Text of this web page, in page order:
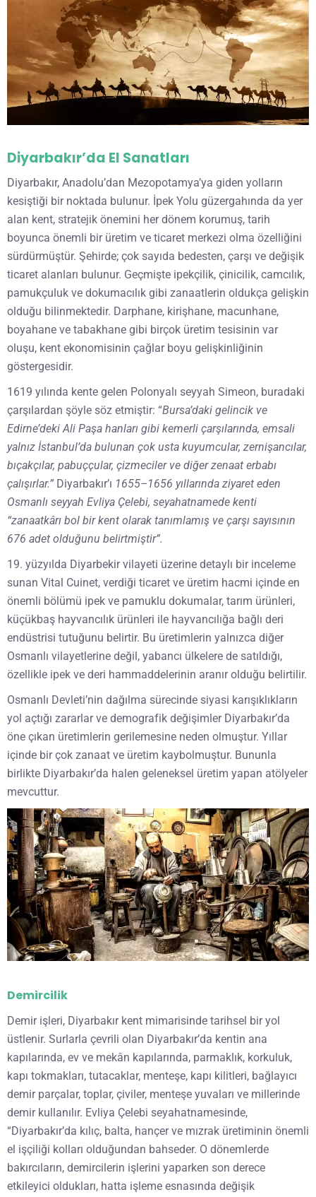
Diyarbakır’da El Sanatları
Diyarbakır, Anadolu’dan Mezopotamya’ya giden yolların
kesiştiği bir noktada bulunur. İpek Yolu güzergahında da yer
alan kent, stratejik önemini her dönem korumuş, tarih
boyunca önemli bir üretim ve ticaret merkezi olma özelliğini
sürdürmüştür. Şehirde; çok sayıda bedesten, çarşı ve değişik
ticaret alanları bulunur. Geçmişte ipekçilik, çinicilik, camcılık,
pamukçuluk ve dokumacılık gibi zanaatlerin oldukça gelişkin
olduğu bilinmektedir. Darphane, kirişhane, macunhane,
boyahane ve tabakhane gibi birçok üretim tesisinin var
oluşu, kent ekonomisinin çağlar boyu gelişkinliğinin
göstergesidir.
1619 yılında kente gelen Polonyalı seyyah Simeon, buradaki
çarşılardan şöyle söz etmiştir: “Bursa’daki gelincik ve
Edirne’deki Ali Paşa hanları gibi kemerli çarşılarında, emsali
yalnız İstanbul’da bulunan çok usta kuyumcular, zernişancılar,
bıçakçılar, pabuççular, çizmeciler ve diğer zenaat erbabı
çalışırlar.” Diyarbakır’ı 1655–1656 yıllarında ziyaret eden
Osmanlı seyyah Evliya Çelebi, seyahatnamede kenti
“zanaatkârı bol bir kent olarak tanımlamış ve çarşı sayısının
676 adet olduğunu belirtmiştir”.
19. yüzyılda Diyarbekir vilayeti üzerine detaylı bir inceleme
sunan Vital Cuinet, verdiği ticaret ve üretim hacmi içinde en
önemli bölümü ipek ve pamuklu dokumalar, tarım ürünleri,
küçükbaş hayvancılık ürünleri ile hayvancılığa bağlı deri
endüstrisi tutuğunu belirtir. Bu üretimlerin yalnızca diğer
Osmanlı vilayetlerine değil, yabancı ülkelere de satıldığı,
özellikle ipek ve deri hammaddelerinin aranır olduğu belirtilir.
Osmanlı Devleti’nin dağılma sürecinde siyasi karışıklıkların
yol açtığı zararlar ve demografik değişimler Diyarbakır’da
öne çıkan üretimlerin gerilemesine neden olmuştur. Yıllar
içinde bir çok zanaat ve üretim kaybolmuştur. Bununla
birlikte Diyarbakır’da halen geleneksel üretim yapan atölyeler
mevcuttur.
Demircilik
Demir işleri, Diyarbakır kent mimarisinde tarihsel bir yol
üstlenir. Surlarla çevrili olan Diyarbakır’da kentin ana
kapılarında, ev ve mekân kapılarında, parmaklık, korkuluk,
kapı tokmakları, tutacaklar, menteşe, kapı kilitleri, bağlayıcı
demir parçalar, toplar, çiviler, menteşe yuvaları ve millerinde
demir kullanılır. Evliya Çelebi seyahatnamesinde,
“Diyarbakır’da kılıç, balta, hançer ve mızrak üretiminin önemli
el işçiliği kolları olduğundan bahseder. O dönemlerde
bakırcıların, demircilerin işlerini yaparken son derece
etkileyici oldukları, hatta işleme esnasında değişik